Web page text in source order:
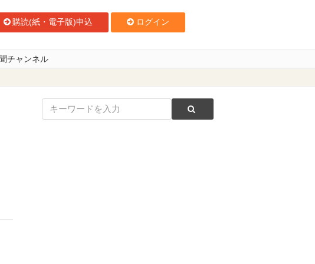
購読(紙・電子版)申込 ログイン
チャンネル
7月にオープン